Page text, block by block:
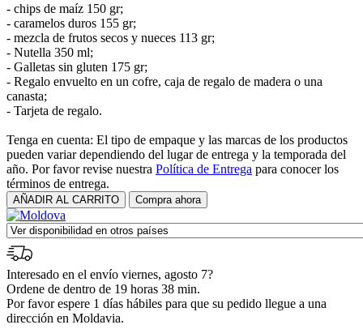
- chips de maíz 150 gr;
- caramelos duros 155 gr;
- mezcla de frutos secos y nueces 113 gr;
- Nutella 350 ml;
- Galletas sin gluten 175 gr;
- Regalo envuelto en un cofre, caja de regalo de madera o una
canasta;
- Tarjeta de regalo.
Tenga en cuenta: El tipo de empaque y las marcas de los productos
pueden variar dependiendo del lugar de entrega y la temporada del
año. Por favor revise nuestra Política de Entrega para conocer los
términos de entrega.
Interesado en el envío viernes, agosto 7?
Ordene de dentro de 19 horas 38 min.
Por favor espere 1 días hábiles para que su pedido llegue a una
dirección en Moldavia.